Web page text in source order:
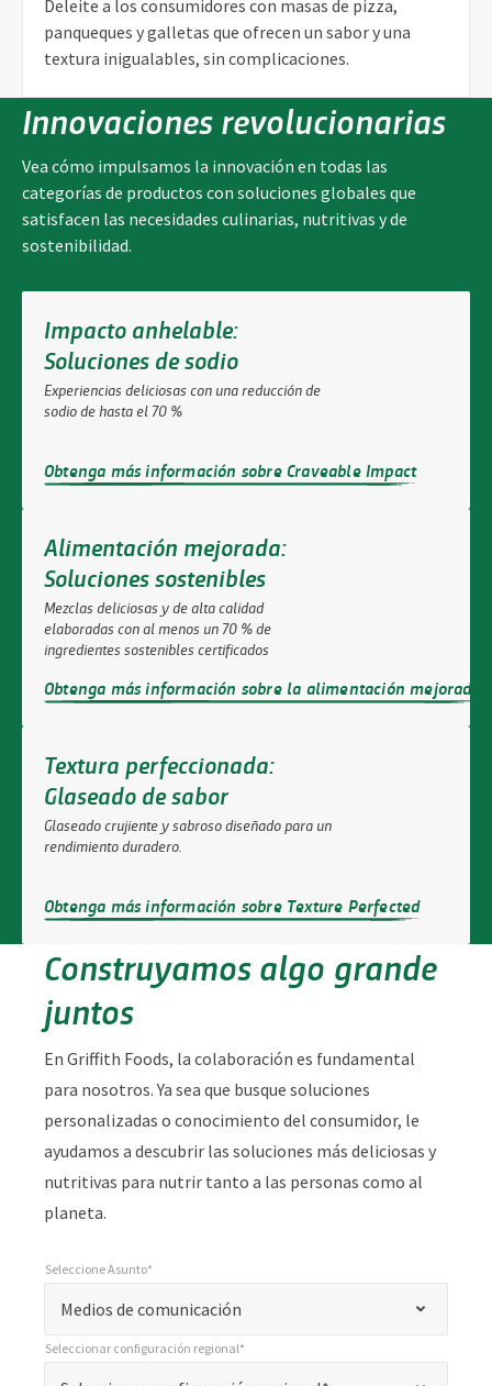
Deleite a los consumidores con masas de pizza,
panqueques y galletas que ofrecen un sabor y una
textura inigualables, sin complicaciones.
Innovaciones revolucionarias
Vea cómo impulsamos la innovación en todas las
categorías de productos con soluciones globales que
satisfacen las necesidades culinarias, nutritivas y de
sostenibilidad.
Impacto anhelable:
Soluciones de sodio
Experiencias deliciosas con una reducción de
sodio de hasta el 70 %
Obtenga más información sobre Craveable Impact
Alimentación mejorada:
Soluciones sostenibles
Mezclas deliciosas y de alta calidad
elaboradas con al menos un 70 % de
ingredientes sostenibles certificados
Obtenga más información sobre la alimentación mejorada
Textura perfeccionada:
Glaseado de sabor
Glaseado crujiente y sabroso diseñado para un
rendimiento duradero.
Obtenga más información sobre Texture Perfected
Construyamos algo grande
juntos
En Griffith Foods, la colaboración es fundamental
para nosotros. Ya sea que busque soluciones
personalizadas o conocimiento del consumidor, le
ayudamos a descubrir las soluciones más deliciosas y
nutritivas para nutrir tanto a las personas como al
planeta.
"
Medios de comunicación
Seleccione Asunto*
Seleccionar configuración regional*